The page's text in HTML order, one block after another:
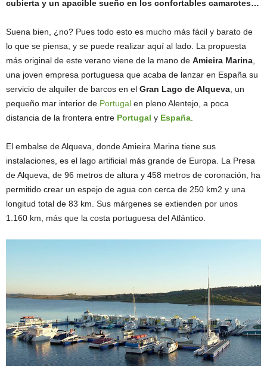
cubierta y un apacible sueño en los confortables camarotes…
Suena bien, ¿no? Pues todo esto es mucho más fácil y barato de
lo que se piensa, y se puede realizar aquí al lado. La propuesta
más original de este verano viene de la mano de Amieira Marina
una joven empresa portuguesa que acaba de lanzar en España su
servicio de alquiler de barcos en el Gran Lago de Alqueva , un
pequeño mar interior de Portugal en pleno Alentejo, a poca
distancia de la frontera entre Portugal y España
El embalse de Alqueva, donde Amieira Marina tiene sus
instalaciones, es el lago artificial más grande de Europa. La Presa
de Alqueva, de 96 metros de altura y 458 metros de coronación, ha
permitido crear un espejo de agua con cerca de 250 km2 y una
longitud total de 83 km. Sus márgenes se extienden por unos
1.160 km, más que la costa portuguesa del Atlántico.